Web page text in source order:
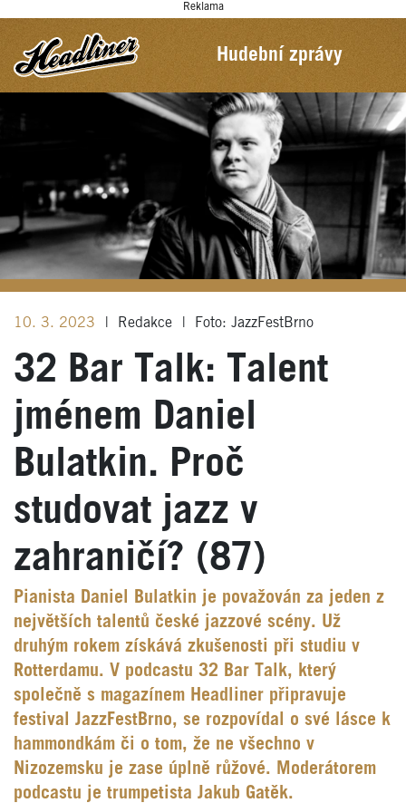
Reklama
Hudební zprávy
10. 3. 2023 Redakce Foto: JazzFestBrno
32 Bar Talk: Talent
jménem Daniel
Bulatkin. Proč
studovat jazz v
zahraničí? (87)
Pianista Daniel Bulatkin je považován za jeden z
největších talentů české jazzové scény. Už
druhým rokem získává zkušenosti při studiu v
Rotterdamu. V podcastu 32 Bar Talk, který
společně s magazínem Headliner připravuje
festival JazzFestBrno, se rozpovídal o své lásce k
hammondkám či o tom, že ne všechno v
Nizozemsku je zase úplně růžové. Moderátorem
podcastu je trumpetista Jakub Gatěk.